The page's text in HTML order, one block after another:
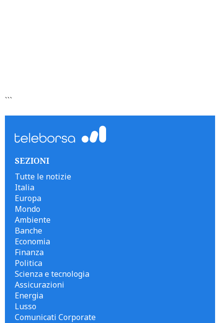
```
SEZIONI
Tutte le notizie
Italia
Europa
Mondo
Ambiente
Banche
Economia
Finanza
Politica
Scienza e tecnologia
Assicurazioni
Energia
Lusso
Comunicati Corporate